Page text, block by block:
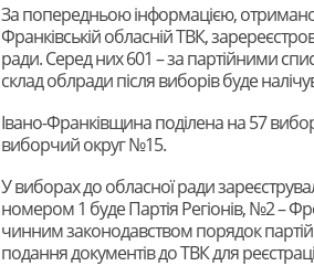
За попередньою інформацією,
Франківській обласній ТВК,
ради. Серед них 601 – за партійними
склад облради після виборів буде
Івано-Франківщина поділена на 57
виборчий округ №15.
У виборах до обласної ради
номером 1 буде Партія Регіонів, №2 –
чинним законодавством порядок
подання документів до ТВК для